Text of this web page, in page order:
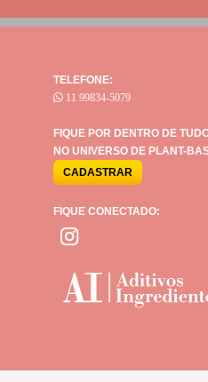
TELEFONE:
11 99834-5079
FIQUE POR DENTRO DE
NO UNIVERSO DE PLANT-
FIQUE CONECTADO: